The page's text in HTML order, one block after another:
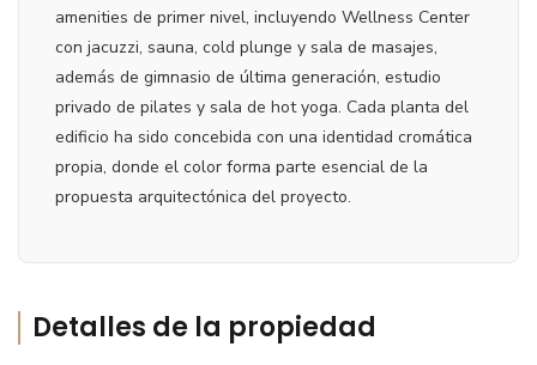
amenities de primer nivel, incluyendo Wellness Center
con jacuzzi, sauna, cold plunge y sala de masajes,
además de gimnasio de última generación, estudio
privado de pilates y sala de hot yoga. Cada planta del
edificio ha sido concebida con una identidad cromática
propia, donde el color forma parte esencial de la
propuesta arquitectónica del proyecto.
Detalles de la propiedad